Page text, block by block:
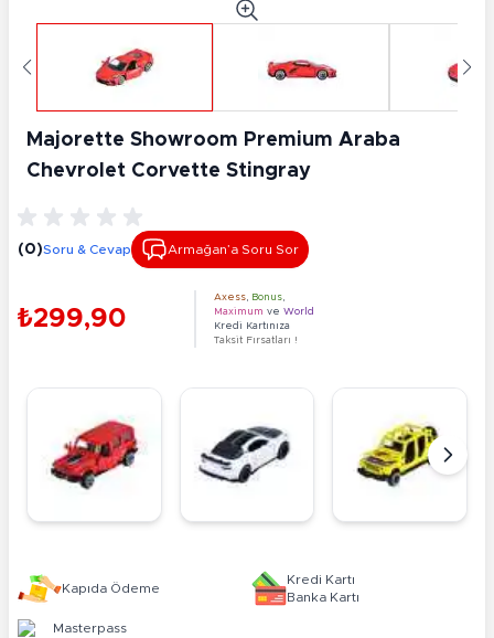
Majorette Showroom Premium Araba
Chevrolet Corvette Stingray
(0)Soru & Cevap Armağan’a Soru Sor
₺299,90
Axess Bonus
Maximum ve World
Kredi Kartınıza
Taksit Fırsatları !
Kapıda Ödeme
Kredi Kartı
Banka Kartı
Masterpass